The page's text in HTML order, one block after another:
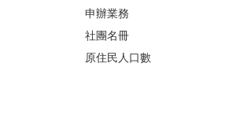
申辦業務
社團名冊
原住民人口數